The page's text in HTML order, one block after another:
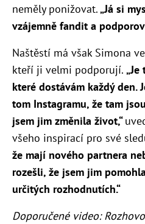
neměly ponižovat.„Já si
vzájemně fandit a
Naštěstí má však Simona
kteří ji velmi podporují.
které dostávám každý den.
tom Instagramu, že tam
jsem jim změnila život,“
všeho inspirací pro své
že mají nového partnera
rozešli, že jsem jim
určitých rozhodnutích.“
Doporučené video: